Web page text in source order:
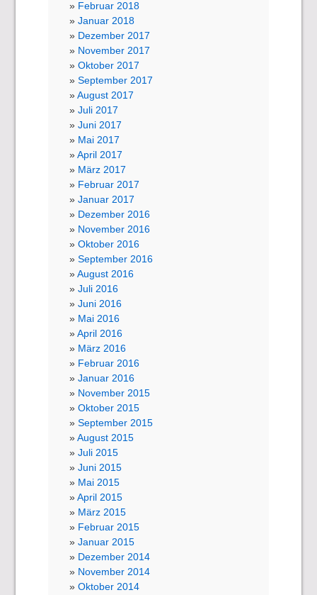
Februar 2018
Januar 2018
Dezember 2017
November 2017
Oktober 2017
September 2017
August 2017
Juli 2017
Juni 2017
Mai 2017
April 2017
März 2017
Februar 2017
Januar 2017
Dezember 2016
November 2016
Oktober 2016
September 2016
August 2016
Juli 2016
Juni 2016
Mai 2016
April 2016
März 2016
Februar 2016
Januar 2016
November 2015
Oktober 2015
September 2015
August 2015
Juli 2015
Juni 2015
Mai 2015
April 2015
März 2015
Februar 2015
Januar 2015
Dezember 2014
November 2014
Oktober 2014